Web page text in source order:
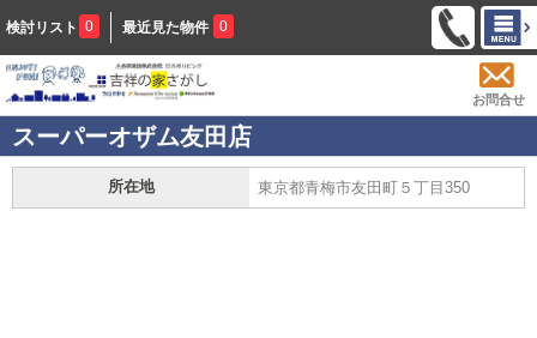
検討リスト 0 最近見た物件 0
お問合せ
スーパーオザム友田店
所在地 東京都青梅市友田町５丁目350